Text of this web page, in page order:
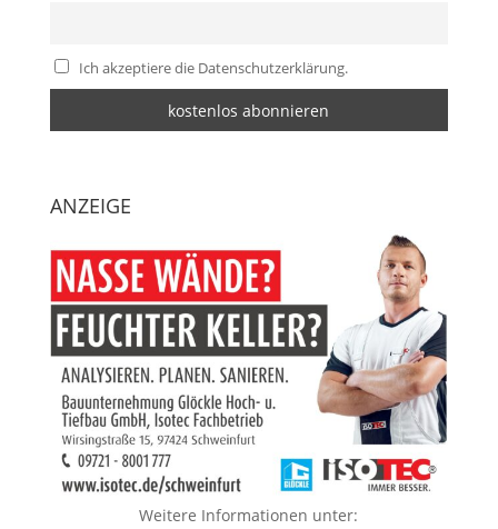
Ich akzeptiere die Datenschutzerklärung.
ANZEIGE
Weitere Informationen unter: